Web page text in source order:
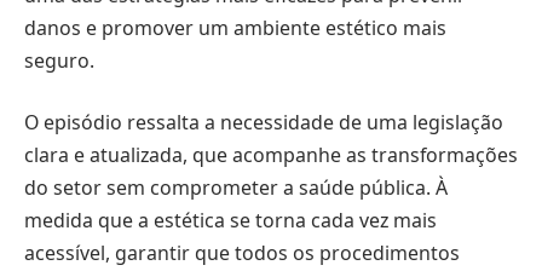
danos e promover um ambiente estético mais
seguro.
O episódio ressalta a necessidade de uma legislação
clara e atualizada, que acompanhe as transformações
do setor sem comprometer a saúde pública. À
medida que a estética se torna cada vez mais
acessível, garantir que todos os procedimentos